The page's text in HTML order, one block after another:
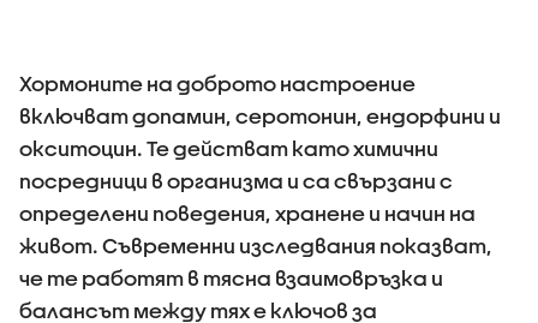
Хормоните на доброто настроение
включват допамин, серотонин, ендорфини и
окситоцин. Те действат като химични
посредници в организма и са свързани с
определени поведения, хранене и начин на
живот. Съвременни изследвания показват,
че те работят в тясна взаимовръзка и
балансът между тях е ключов за